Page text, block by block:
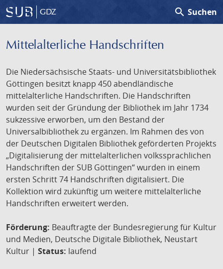
GDZ search Suchen
Mittelalterliche Handschriften
Die Niedersächsische Staats- und Universitätsbibliothek
Göttingen besitzt knapp 450 abendländische
mittelalterliche Handschriften. Die Handschriften
wurden seit der Gründung der Bibliothek im Jahr 1734
sukzessive erworben, um den Bestand der
Universalbibliothek zu ergänzen. Im Rahmen des von
der Deutschen Digitalen Bibliothek geförderten Projekts
„Digitalisierung der mittelalterlichen volkssprachlichen
Handschriften der SUB Göttingen“ wurden in einem
ersten Schritt 74 Handschriften digitalisiert. Die
Kollektion wird zukünftig um weitere mittelalterliche
Handschriften erweitert werden.
Förderung: Beauftragte der Bundesregierung für Kultur
und Medien, Deutsche Digitale Bibliothek, Neustart
Kultur | Status: laufend